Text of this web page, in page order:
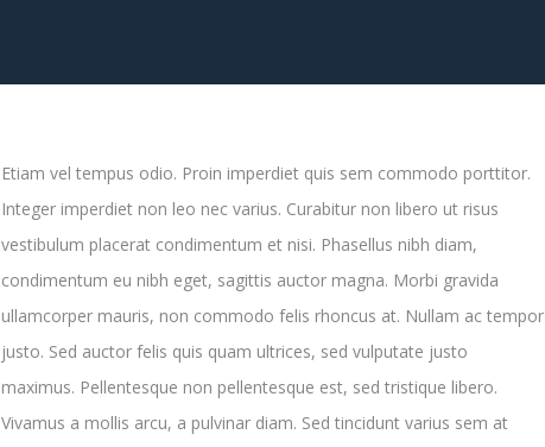
Etiam vel tempus odio. Proin imperdiet quis sem commodo porttitor.
Integer imperdiet non leo nec varius. Curabitur non libero ut risus
vestibulum placerat condimentum et nisi. Phasellus nibh diam,
condimentum eu nibh eget, sagittis auctor magna. Morbi gravida
ullamcorper mauris, non commodo felis rhoncus at. Nullam ac tempor
justo. Sed auctor felis quis quam ultrices, sed vulputate justo
maximus. Pellentesque non pellentesque est, sed tristique libero.
Vivamus a mollis arcu, a pulvinar diam. Sed tincidunt varius sem at